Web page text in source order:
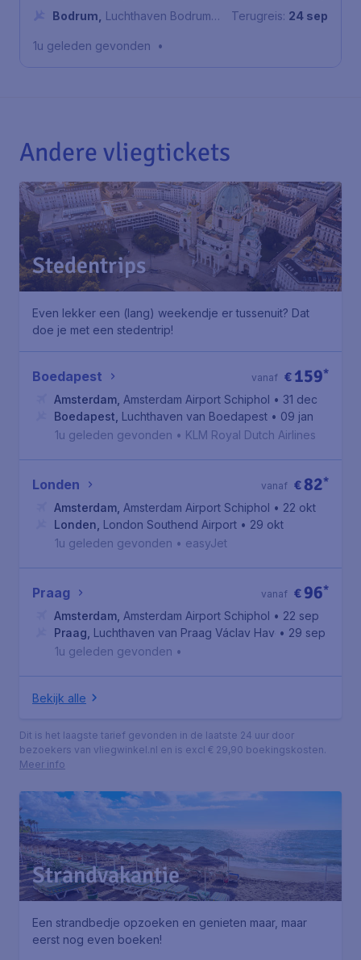
Airport Schiphol
Bodrum
Luchthaven Bodrum
Terugreis: 24 sep
1u geleden gevonden •
Andere vliegtickets
Stedentrips
Even lekker een (lang) weekendje er tussenuit? Dat
doe je met een stedentrip!
Boedapest € 159*
vanaf
Amsterdam Amsterdam Airport Schiphol • 31 dec
Boedapest Luchthaven van Boedapest • 09 jan
1u geleden gevonden • KLM Royal Dutch Airlines
Londen €82*
vanaf
Amsterdam Amsterdam Airport Schiphol • 22 okt
Londen London Southend Airport • 29 okt
1u geleden gevonden • easyJet
Praag € 96*
vanaf
Amsterdam Amsterdam Airport Schiphol • 22 sep
Praag Luchthaven van Praag Václav Havel• 29 sep
1u geleden gevonden •
Bekijk alle
Dit is het laagste tarief gevonden in de laatste 24 uur door
bezoekers van vliegwinkel.nl en is excl € 29,90 boekingskosten.
Meer info
Strandvakantie
Een strandbedje opzoeken en genieten maar, maar
eerst nog even boeken!